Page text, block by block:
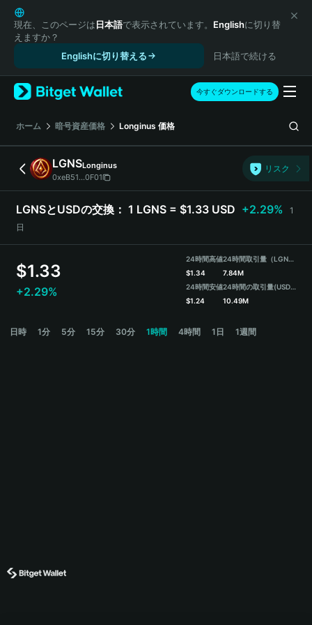
English
日本語
Tiếng Việt
Español (Latinoamérica)
Türkçe
Français
Deutsch
简体中文
繁體中文
Português (Portugal)
Bahasa Indonesia
ภาษาไทย
हिन्दी
Español
Português (Brasil)
現在、このページは日本語で表示されています。 Englishに切り替
えますか？
Englishに切り替える
日本語で続ける
今すぐダウンロードする
ホーム 暗号資産価格 Longinus 価格
LGNSLonginus
0xeB51...0F01
リスク
LGNSとUSDの交換： 1 LGNS = $1.33 USD +2.29%
1
日
$1.33
+2.29%
24時間高値
$1.34
24時間安値
$1.24
24時間取引量（LGNS）
7.84M
24時間の取引量(USDT)
10.49M
日時 1分 5分 15分 30分 1時間 4時間 1日 1週間